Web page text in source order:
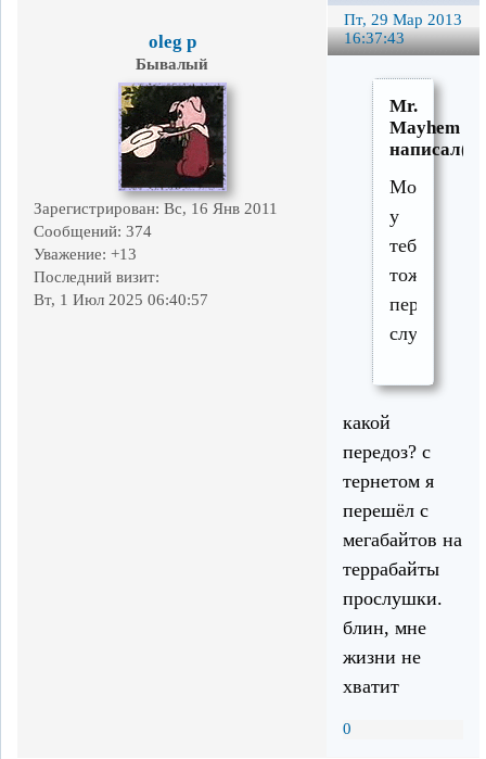
Пт, 29 Мар 2013
16:37:43
oleg p
Бывалый
Зарегистрирован: Вс, 16 Янв 2011
Сообщений: 374
Уважение: +13
Последний визит:
Вт, 1 Июл 2025 06:40:57
Mr.
Mayhem
Может
у
тебя
тоже
передоз
случился?
какой
передоз? с
тернетом я
перешёл с
мегабайтов на
террабайты
прослушки.
блин, мне
жизни не
хватит
0